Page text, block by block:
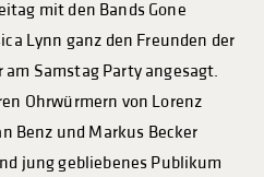
mit den Bands Gone
Lynn ganz den Freunden der
Samstag Party angesagt.
Ohrwürmern von Lorenz
Benz und Markus Becker
jung gebliebenes Publikum